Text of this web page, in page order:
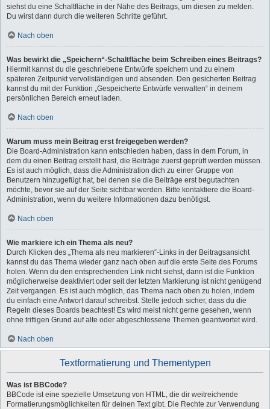
siehst du eine Schaltfläche in der Nähe des Beitrags, um diesen zu melden.
Du wirst dann durch die weiteren Schritte geführt.
Nach oben
Was bewirkt die „Speichern“-Schaltfläche beim Schreiben eines Beitrags?
Hiermit kannst du die geschriebene Entwürfe speichern und zu einem
späteren Zeitpunkt vervollständigen und absenden. Den gesicherten Beitrag
kannst du mit der Funktion „Gespeicherte Entwürfe verwalten“ in deinem
persönlichen Bereich erneut laden.
Nach oben
Warum muss mein Beitrag erst freigegeben werden?
Die Board-Administration kann entschieden haben, dass in dem Forum, in
dem du einen Beitrag erstellt hast, die Beiträge zuerst geprüft werden müssen.
Es ist auch möglich, dass die Administration dich zu einer Gruppe von
Benutzern hinzugefügt hat, bei denen sie die Beiträge erst begutachten
möchte, bevor sie auf der Seite sichtbar werden. Bitte kontaktiere die Board-
Administration, wenn du weitere Informationen dazu benötigst.
Nach oben
Wie markiere ich ein Thema als neu?
Durch Klicken des „Thema als neu markieren“-Links in der Beitragsansicht
kannst du das Thema wieder ganz nach oben auf die erste Seite des Forums
holen. Wenn du den entsprechenden Link nicht siehst, dann ist die Funktion
möglicherweise deaktiviert oder seit der letzten Markierung ist nicht genügend
Zeit vergangen. Es ist auch möglich, das Thema nach oben zu holen, indem
du einfach eine Antwort darauf schreibst. Stelle jedoch sicher, dass du die
Regeln dieses Boards beachtest! Es wird meist nicht gerne gesehen, wenn
ohne triftigen Grund auf alte oder abgeschlossene Themen geantwortet wird.
Nach oben
Textformatierung und Thementypen
Was ist BBCode?
BBCode ist eine spezielle Umsetzung von HTML, die dir weitreichende
Formatierungsmöglichkeiten für deinen Text gibt. Die Rechte zur Verwendung